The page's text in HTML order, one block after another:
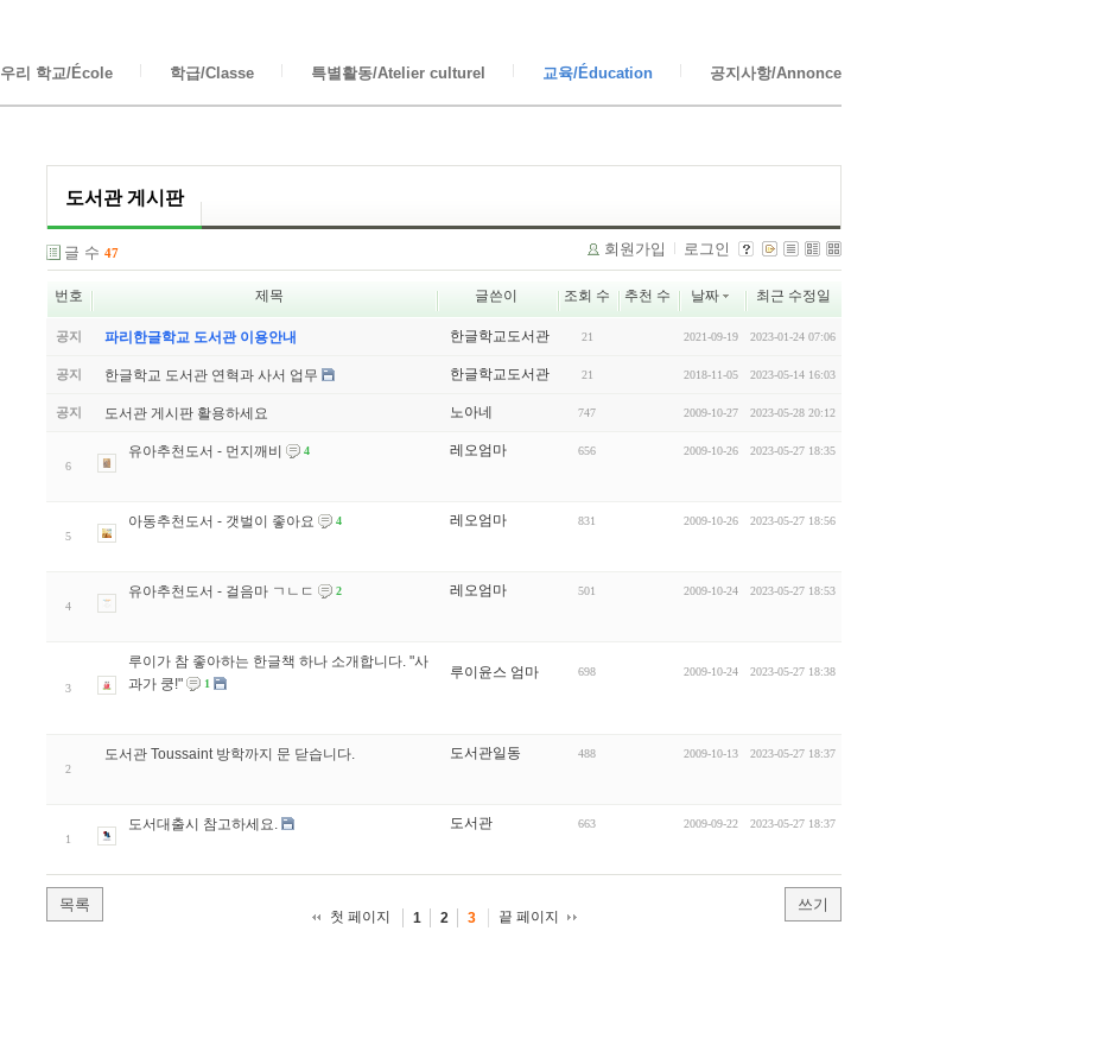
우리 학교/École 학급/Classe 특별활동/Atelier culturel 교육/Éducation 공지사항/Annonce
도서관 게시판
글 수 47 회원가입 로그인
번호 제목 글쓴이 조회 수 추천 수 날짜 최근 수정일
공지 파리한글학교 도서관 이용안내 한글학교도서관 21 2021-09-19 2023-01-24 07:06
공지 한글학교 도서관 연혁과 사서 업무 한글학교도서관 21 2018-11-05 2023-05-14 16:03
공지 도서관 게시판 활용하세요 노아네 747 2009-10-27 2023-05-28 20:12
6
유아추천도서 - 먼지깨비 4 레오엄마 656 2009-10-26 2023-05-27 18:35
5
아동추천도서 - 갯벌이 좋아요 4 레오엄마 831 2009-10-26 2023-05-27 18:56
4
유아추천도서 - 걸음마 ㄱㄴㄷ 2 레오엄마 501 2009-10-24 2023-05-27 18:53
3
루이가 참 좋아하는 한글책 하나 소개합니다. "사
과가 쿵!"
1
루이윤스 엄마 698 2009-10-24 2023-05-27 18:38
2
도서관 Toussaint 방학까지 문 닫습니다. 도서관일동 488 2009-10-13 2023-05-27 18:37
1
도서대출시 참고하세요. 도서관 663 2009-09-22 2023-05-27 18:37
목록 쓰기
첫 페이지 1 2 3 끝 페이지